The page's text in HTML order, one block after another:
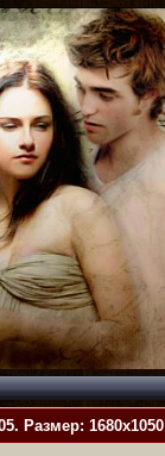
Размер: 1680x1050